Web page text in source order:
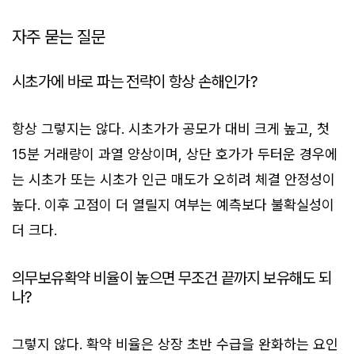
자주 묻는 질문
시초가에 바로 파는 전략이 항상 손해인가?
항상 그렇지는 않다. 시초가가 공모가 대비 크게 높고, 첫
15분 거래량이 과열 양상이며, 상단 호가가 두터운 경우에
는 시초가 또는 시초가 인근 매도가 오히려 체결 안정성이
높다. 이후 고점이 더 열릴지 여부는 예측보다 불확실성이
더 크다.
의무보유확약 비율이 높으면 무조건 끝까지 보유해도 되
나?
그렇지 않다. 확약 비율은 상장 초반 수급을 완화하는 요인